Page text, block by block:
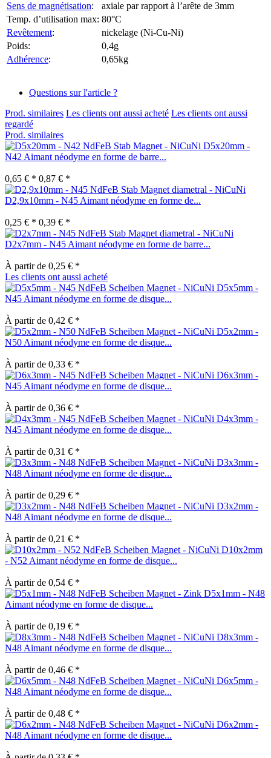
Sens de magnétisation:
axiale par rapport à l’arête de 3mm
Temp. d’utilisation max: 80°C
Revêtement:
nickelage (Ni-Cu-Ni)
Poids:
0,4g
Adhérence: 0,65kg
Questions sur l'article ?
Prod. similaires Les clients ont aussi acheté Les clients ont aussi
regardé
Prod. similaires
D5x20mm -
N42 Aimant néodyme en forme de barre...
0,65 € * 0,87 € *
D2,9x10mm - N45 Aimant néodyme en forme de...
0,25 € * 0,39 € *
D2x7mm - N45 Aimant néodyme en forme de barre...
À partir de 0,25 € *
Les clients ont aussi acheté
D5x5mm -
N45 Aimant néodyme en forme de disque...
À partir de 0,42 € *
D5x2mm -
N50 Aimant néodyme en forme de disque...
À partir de 0,33 € *
D6x3mm -
N45 Aimant néodyme en forme de disque...
À partir de 0,36 € *
D4x3mm -
N45 Aimant néodyme en forme de disque...
À partir de 0,31 € *
D3x3mm -
N48 Aimant néodyme en forme de disque...
À partir de 0,29 € *
D3x2mm -
N48 Aimant néodyme en forme de disque...
À partir de 0,21 € *
D10x2mm
- N52 Aimant néodyme en forme de disque...
À partir de 0,54 € *
D5x1mm - N48
Aimant néodyme en forme de disque...
À partir de 0,19 € *
D8x3mm -
N48 Aimant néodyme en forme de disque...
À partir de 0,46 € *
D6x5mm -
N48 Aimant néodyme en forme de disque...
À partir de 0,48 € *
D6x2mm -
N48 Aimant néodyme en forme de disque...